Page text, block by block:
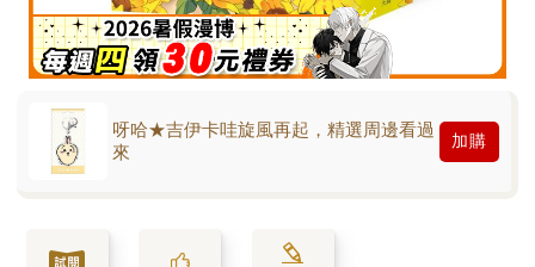
呀哈★吉伊卡哇旋風再起，精選周邊看過
來
加購